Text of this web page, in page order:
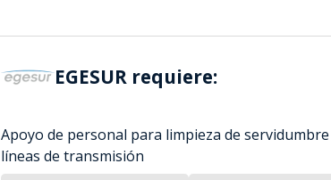
EGESUR requiere:
Apoyo de personal para limpieza de servidumbre
líneas de transmisión